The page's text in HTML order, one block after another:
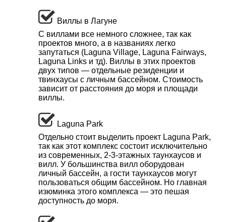
Виллы в Лагуне
С виллами все немного сложнее, так как
проектов много, а в названиях легко
запутаться (Laguna Village, Laguna Fairways,
Laguna Links и тд). Виллы в этих проектов
двух типов — отдельные резиденции и
твинхаусы с личным бассейном. Стоимость
зависит от расстояния до моря и площади
виллы.
Laguna Park
Отдельно стоит выделить проект Laguna Park,
так как этот комплекс состоит исключительно
из современных, 2-3-этажных таунхаусов и
вилл. У большинства вилл оборудован
личный бассейн, а гости таунхаусов могут
пользоваться общим бассейном. Но главная
изюминка этого комплекса — это пешая
доступность до моря.